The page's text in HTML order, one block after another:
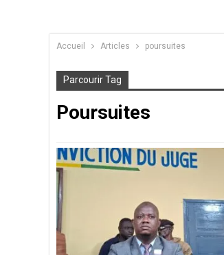
Accueil Articles poursuites
Parcourir Tag
Poursuites